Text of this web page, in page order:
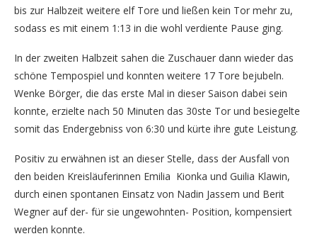
bis zur Halbzeit weitere elf Tore und ließen kein Tor mehr zu,
sodass es mit einem 1:13 in die wohl verdiente Pause ging.
In der zweiten Halbzeit sahen die Zuschauer dann wieder das
schöne Tempospiel und konnten weitere 17 Tore bejubeln.
Wenke Börger, die das erste Mal in dieser Saison dabei sein
konnte, erzielte nach 50 Minuten das 30ste Tor und besiegelte
somit das Endergebniss von 6:30 und kürte ihre gute Leistung.
Positiv zu erwähnen ist an dieser Stelle, dass der Ausfall von
den beiden Kreisläuferinnen Emilia Kionka und Guilia Klawin,
durch einen spontanen Einsatz von Nadin Jassem und Berit
Wegner auf der- für sie ungewohnten- Position, kompensiert
werden konnte.